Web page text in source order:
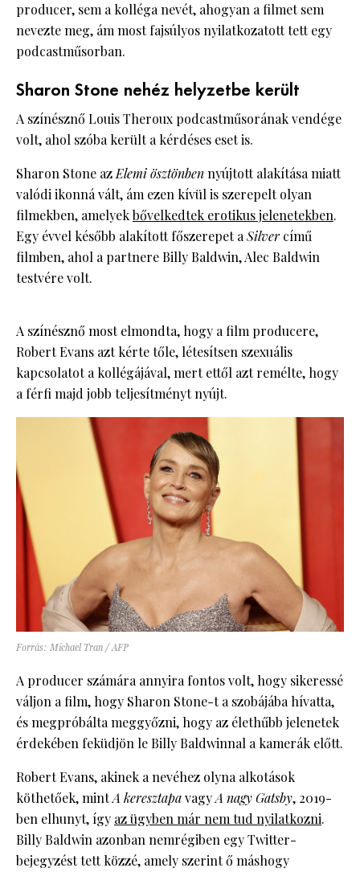
producer, sem a kolléga nevét, ahogyan a filmet sem
nevezte meg, ám most fajsúlyos nyilatkozatott tett egy
podcastműsorban.
Sharon Stone nehéz helyzetbe került
A színésznő Louis Theroux podcastműsorának vendége
volt, ahol szóba került a kérdéses eset is.
Sharon Stone azElemi ösztönbennyújtott alakítása miatt
valódi ikonná vált, ám ezen kívül is szerepelt olyan
filmekben, amelyekbővelkedtek erotikus jelenetekben.
Egy évvel később alakított főszerepet aSilvercímű
filmben, ahol a partnere Billy Baldwin, Alec Baldwin
testvére volt.
A színésznő most elmondta, hogy a film producere,
Robert Evans azt kérte tőle, létesítsen szexuális
kapcsolatot a kollégájával, mert ettől azt remélte, hogy
a férfi majd jobb teljesítményt nyújt.
Forrás: Michael Tran / AFP
A producer számára annyira fontos volt, hogy sikeressé
váljon a film, hogy Sharon Stone-t a szobájába hívatta,
és megpróbálta meggyőzni, hogy az élethűbb jelenetek
érdekében feküdjön le Billy Baldwinnal a kamerák előtt.
Robert Evans, akinek a nevéhez olyna alkotások
köthetőek, mintA keresztapavagyA nagy Gatsby, 2019-
ben elhunyt, így az ügyben már nem tud nyilatkozni.
Billy Baldwin azonban nemrégiben egy Twitter-
bejegyzést tett közzé, amely szerint ő máshogy